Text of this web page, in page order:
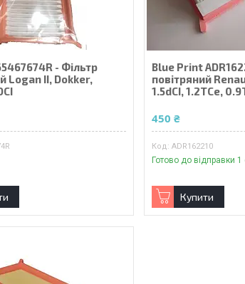
- Фільтр
Logan II, Dokker,
Blue Print
повітряний
1.5dCI, 1.2TCe,
450 ₴
ADR162210
Готово до відправки 1
Купити